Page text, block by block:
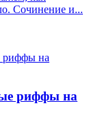
Сочинение и...
риффы на